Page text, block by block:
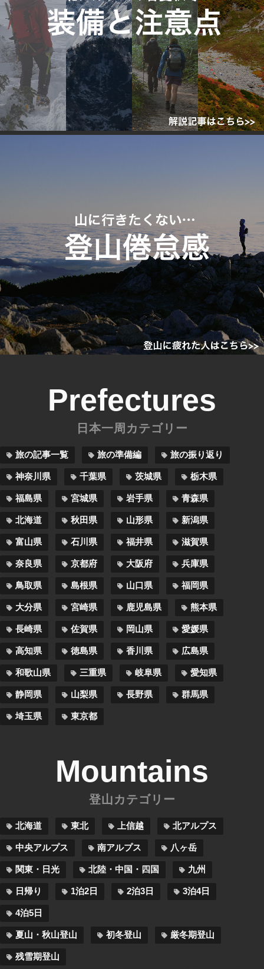
Prefectures
日本一周カテゴリー
旅の記事一覧 旅の準備編 旅の振り返り
神奈川県 千葉県 茨城県 栃木県
福島県 宮城県 岩手県 青森県
北海道 秋田県 山形県 新潟県
富山県 石川県 福井県 滋賀県
奈良県 京都府 大阪府 兵庫県
鳥取県 島根県 山口県 福岡県
大分県 宮崎県 鹿児島県 熊本県
長崎県 佐賀県 岡山県 愛媛県
高知県 徳島県 香川県 広島県
和歌山県 三重県 岐阜県 愛知県
静岡県 山梨県 長野県 群馬県
埼玉県 東京都
Mountains
登山カテゴリー
北海道 東北 上信越 北アルプス
中央アルプス 南アルプス 八ヶ岳
関東・日光 北陸・中国・四国 九州
日帰り 1泊2日 2泊3日 3泊4日
4泊5日
夏山・秋山登山 初冬登山 厳冬期登山
残雪期登山